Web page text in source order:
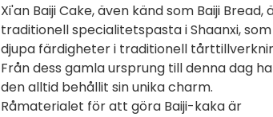
Xi'an Baiji Cake, även känd som Baiji Bread,
traditionell specialitetspasta i Shaanxi,
djupa färdigheter i traditionell
Från dess gamla ursprung till denna dag
den alltid behållit sin unika charm.
Råmaterialet för att göra Baiji-kaka är